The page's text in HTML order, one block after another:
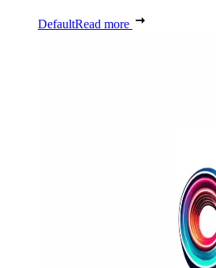
DefaultRead more